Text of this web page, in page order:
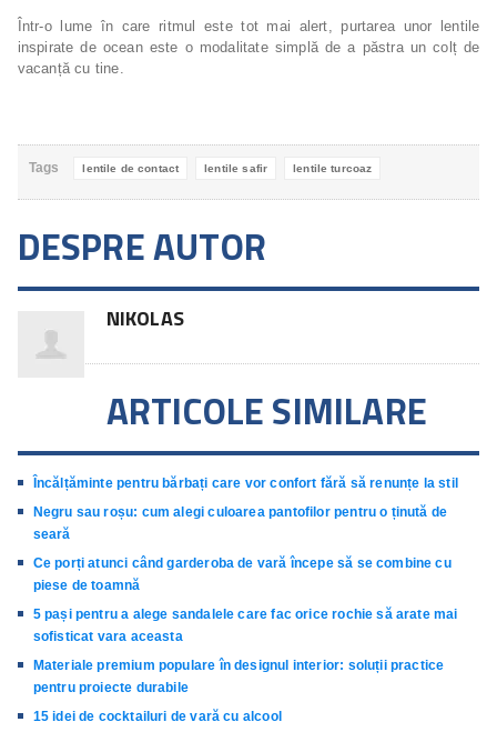
Într-o lume în care ritmul este tot mai alert, purtarea unor lentile
inspirate de ocean este o modalitate simplă de a păstra un colț de
vacanță cu tine.
Tags lentile de contact lentile safir lentile turcoaz
DESPRE AUTOR
NIKOLAS
ARTICOLE SIMILARE
Încălțăminte pentru bărbați care vor confort fără să renunțe la stil
Negru sau roșu: cum alegi culoarea pantofilor pentru o ținută de
seară
Ce porți atunci când garderoba de vară începe să se combine cu
piese de toamnă
5 pași pentru a alege sandalele care fac orice rochie să arate mai
sofisticat vara aceasta
Materiale premium populare în designul interior: soluții practice
pentru proiecte durabile
15 idei de cocktailuri de vară cu alcool